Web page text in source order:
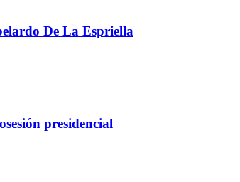
De La Espriella
presidencial